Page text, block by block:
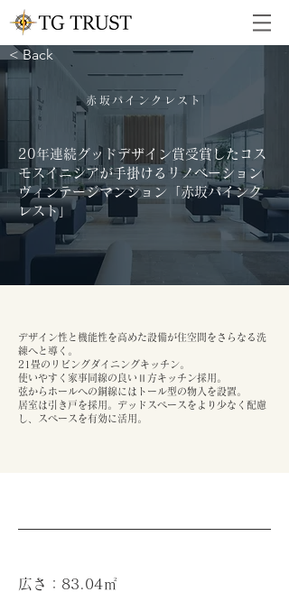
< Back
赤坂パインクレスト
20年連続グッドデザイン賞受賞したコス
モスイニシアが手掛けるリノベーション
ヴィンテージマンション「赤坂パインク
レスト」
デザイン性と機能性を高めた設備が住空間をさらなる洗
練へと導く。
21畳のリビングダイニングキッチン。
使いやすく家事同線の良いⅡ方キッチン採用。
弦からホールへの銅線にはトール型の物入を設置。
居室は引き戸を採用。デッドスペースをより少なく配慮
し、スペースを有効に活用。
広さ：83.04㎡